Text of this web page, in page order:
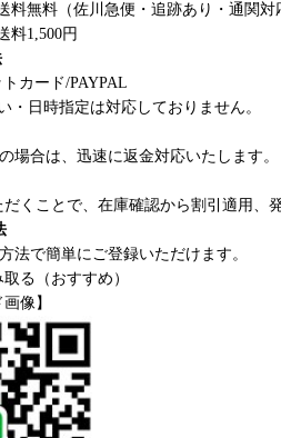
料無料（佐川急便・追跡あり・通関対
料1,500円
カード/PAYPAL
・日時指定は対応しておりません。
場合は、迅速に返金対応いたします。
くことで、在庫確認から割引適用、
法で簡単にご登録いただけます。
る（おすすめ）
像】